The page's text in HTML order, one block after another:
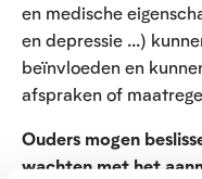
en medische
en depressie …)
beïnvloeden en
afspraken of
Ouders mogen
wachten met het